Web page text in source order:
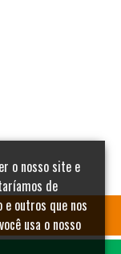
o nosso site e
de
e outros que nos
usa o nosso